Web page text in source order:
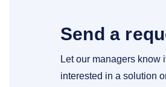
Send a
Let our managers know
interested in a solution